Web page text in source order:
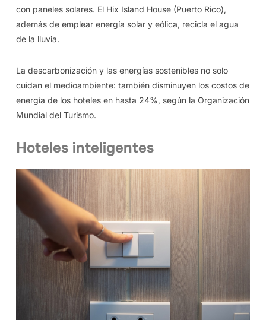
con paneles solares. El Hix Island House (Puerto Rico),
además de emplear energía solar y eólica, recicla el agua
de la lluvia.
La descarbonización y las energías sostenibles no solo
cuidan el medioambiente: también disminuyen los costos de
energía de los hoteles en hasta 24%, según la Organización
Mundial del Turismo.
Hoteles inteligentes